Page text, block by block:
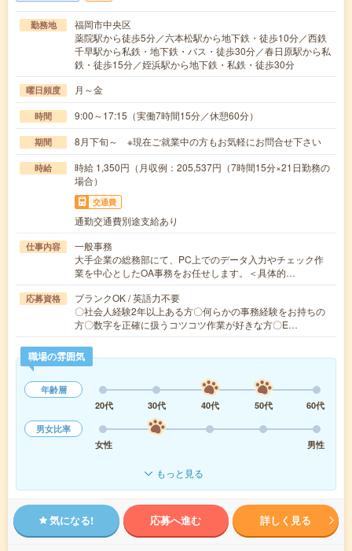
勤務地
福岡市中央区
薬院駅から徒歩5分／六本松駅から地下鉄・徒歩10分／西鉄
千早駅から私鉄・地下鉄・バス・徒歩30分／春日原駅から私
鉄・徒歩15分／姪浜駅から地下鉄・私鉄・徒歩30分
曜日頻度 月～金
時間 9:00～17:15（実働7時間15分／休憩60分）
期間 8月下旬～ ※現在ご就業中の方もお気軽にお問合せ下さい
時給
時給 1,350円（月収例：205,537円（7時間15分×21日勤務の
場合）
交通費
通勤交通費別途支給あり
仕事内容
一般事務
大手企業の総務部にて、PC上でのデータ入力やチェック作
業を中心としたOA事務をお任せします。＜具体的…
応募資格
ブランクOK / 英語力不要
〇社会人経験2年以上ある方〇何らかの事務経験をお持ちの
方〇数字を正確に扱うコツコツ作業が好きな方〇E…
職場の雰囲気
年齢層
20代
30代 40代 50代
60代
男女比率
女性
男性
もっと見る
気になる! 応募へ進む 詳しく見る